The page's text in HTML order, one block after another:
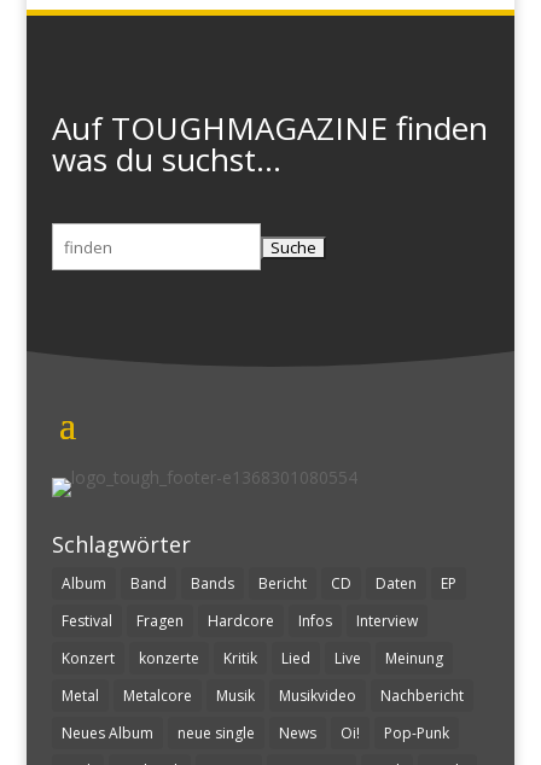
Auf TOUGHMAGAZINE finden
was du suchst...
Suchen
nach:
Schlagwörter
Album Band Bands Bericht CD Daten
EP
Festival
Fragen Hardcore Infos
Interview
Konzert
konzerte Kritik Lied Live
Meinung
Metal
Metalcore Musik Musikvideo
Nachbericht
Neues Album
neue single News Oi!
Pop-Punk